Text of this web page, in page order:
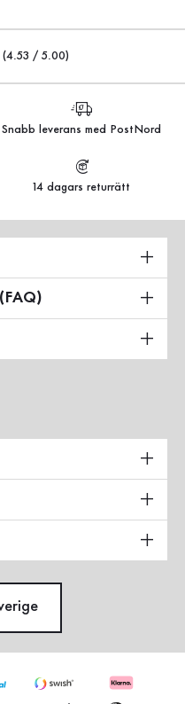
(4.53 / 5.00)
Snabb leverans med PostNord
14 dagars returrätt